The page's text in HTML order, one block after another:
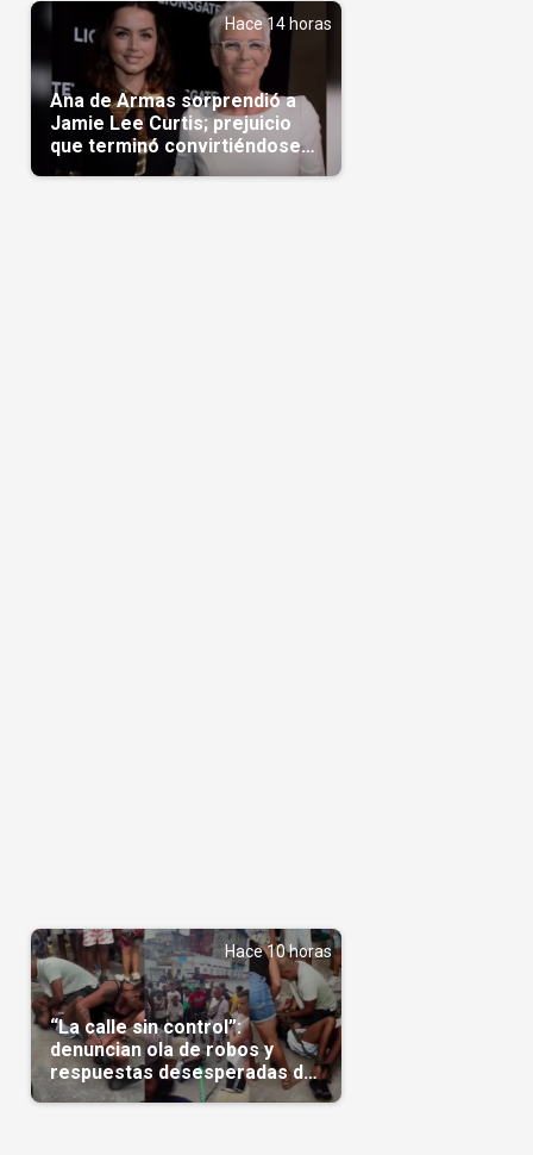
Hace 14 horas
Ana de Armas sorprendió a
Jamie Lee Curtis; prejuicio
que terminó convirtiéndose
en admiración en Hollywood
Hace 10 horas
“La calle sin control”:
denuncian ola de robos y
respuestas desesperadas de
vecinos en Cuba(Video)